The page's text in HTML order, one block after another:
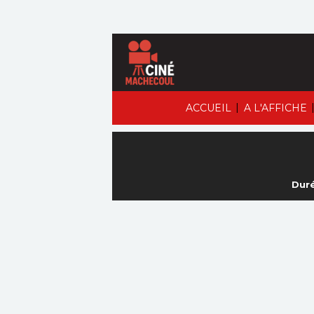
ACCUEIL | A L'AFFICHE |